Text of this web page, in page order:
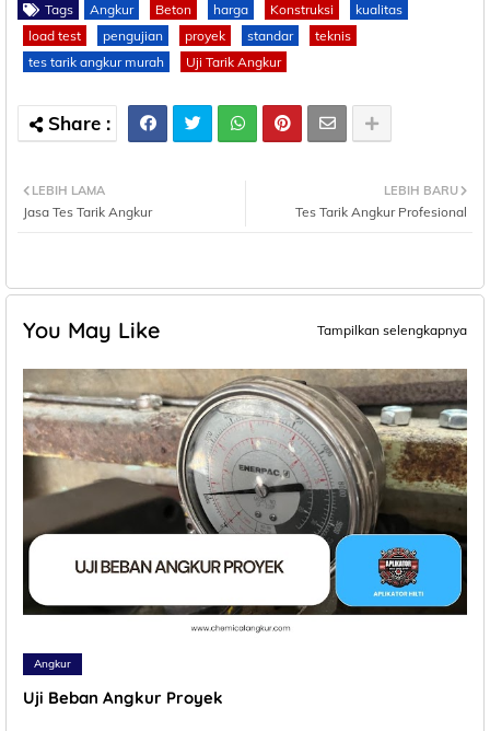
Tags Angkur Beton harga Konstruksi
kualitas
load test
pengujian proyek standar
teknis
tes tarik angkur murah
Uji Tarik Angkur
LEBIH BARU
Tes Tarik Angkur Profesional
LEBIH LAMA
Jasa Tes Tarik Angkur
You May Like Tampilkan selengkapnya
Angkur
Uji Beban Angkur Proyek